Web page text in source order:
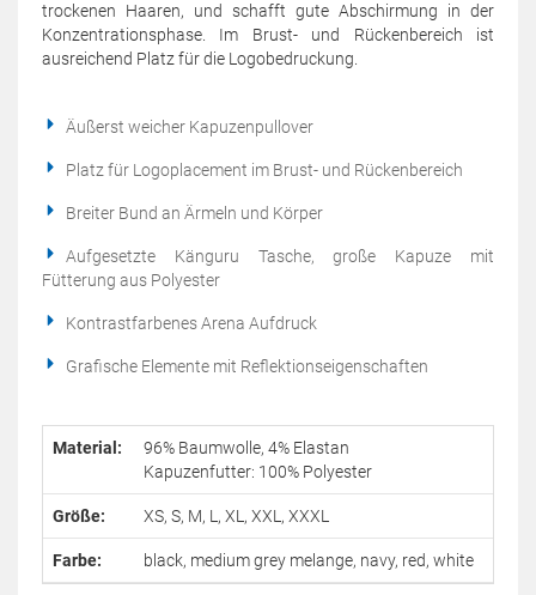
trockenen Haaren, und schafft gute Abschirmung in der
Konzentrationsphase. Im Brust- und Rückenbereich ist
ausreichend Platz für die Logobedruckung.
Äußerst weicher Kapuzenpullover
Platz für Logoplacement im Brust- und Rückenbereich
Breiter Bund an Ärmeln und Körper
Aufgesetzte Känguru Tasche, große Kapuze mit
Fütterung aus Polyester
Kontrastfarbenes Arena Aufdruck
Grafische Elemente mit Reflektionseigenschaften
Material:
96% Baumwolle, 4% Elastan
Kapuzenfutter: 100% Polyester
Größe: XS, S, M, L, XL, XXL, XXXL
Farbe: black, medium grey melange, navy, red, white